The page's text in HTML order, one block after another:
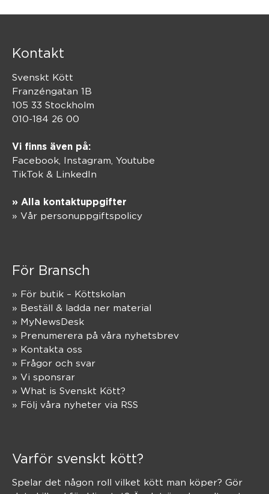
Kontakt
Svenskt Kött
Franzéngatan 1B
105 33 Stockholm
010-184 26 00
Vi finns även på:
Facebook, Instagram Youtube
TikTok & LinkedIn
» Alla kontaktuppgifter
» Vår personuppgiftspolicy
För Bransch
» För butik – Köttskolan
» Beställ & ladda ner material
» MyNewsDesk
» Prenumerera på våra nyhetsbrev
» Kontakta oss
» Frågor och svar
» Vi sponsrar
» What is Svenskt Kött?
» Följ våra nyheter via RSS
Varför svenskt kött?
Spelar det någon roll vilket kött man köper? Gör